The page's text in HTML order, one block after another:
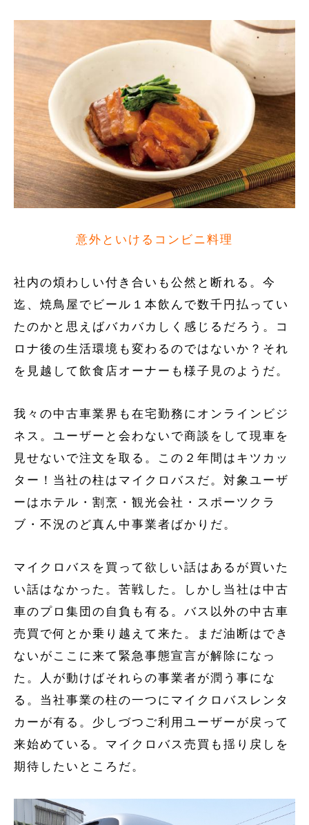
意外といけるコンビニ料理
社内の煩わしい付き合いも公然と断れる。今
迄、焼鳥屋でビール１本飲んで数千円払ってい
たのかと思えばバカバカしく感じるだろう。コ
ロナ後の生活環境も変わるのではないか？それ
を見越して飲食店オーナーも様子見のようだ。
我々の中古車業界も在宅勤務にオンラインビジ
ネス。ユーザーと会わないで商談をして現車を
見せないで注文を取る。この２年間はキツカッ
ター！当社の柱はマイクロバスだ。対象ユーザ
ーはホテル・割烹・観光会社・スポーツクラ
ブ・不況のど真ん中事業者ばかりだ。
マイクロバスを買って欲しい話はあるが買いた
い話はなかった。苦戦した。しかし当社は中古
車のプロ集団の自負も有る。バス以外の中古車
売買で何とか乗り越えて来た。まだ油断はでき
ないがここに来て緊急事態宣言が解除になっ
た。人が動けばそれらの事業者が潤う事にな
る。当社事業の柱の一つにマイクロバスレンタ
カーが有る。少しづつご利用ユーザーが戻って
来始めている。マイクロバス売買も揺り戻しを
期待したいところだ。